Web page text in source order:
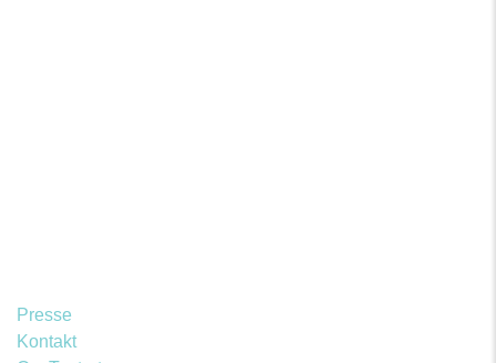
Presse
Kontakt